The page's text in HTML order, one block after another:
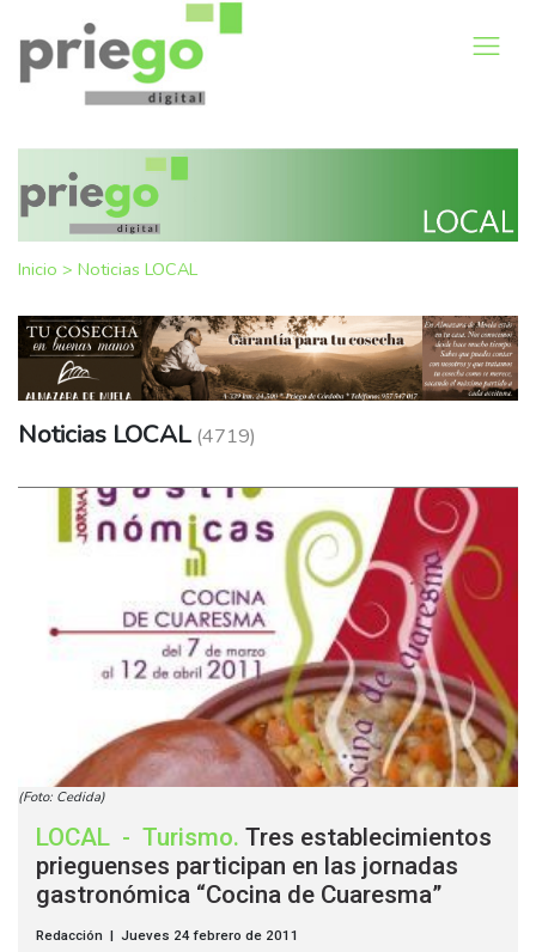
Inicio > Noticias LOCAL
Noticias LOCAL (4719)
(Foto: Cedida)
LOCAL - Turismo. Tres establecimientos
prieguenses participan en las jornadas
gastronómica “Cocina de Cuaresma”
Redacción | Jueves 24 febrero de 2011